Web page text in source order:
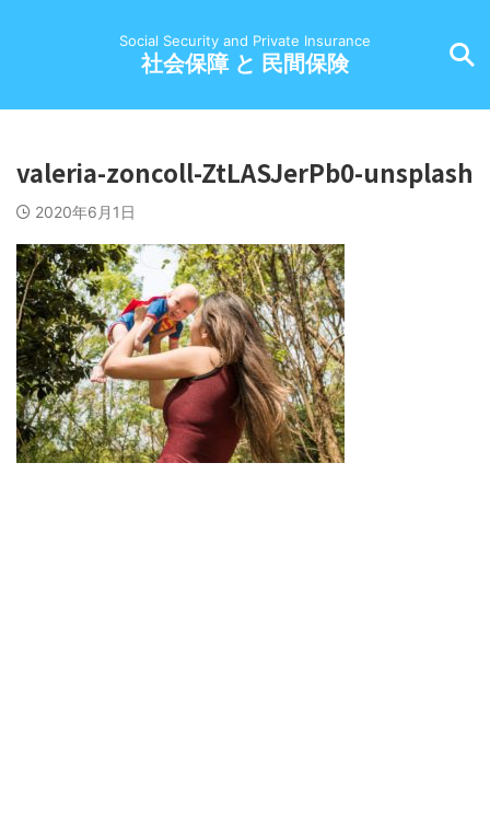
Social Security and Private Insurance
社会保障 と 民間保険
valeria-zoncoll-ZtLASJerPb0-unsplash
2020年6月1日